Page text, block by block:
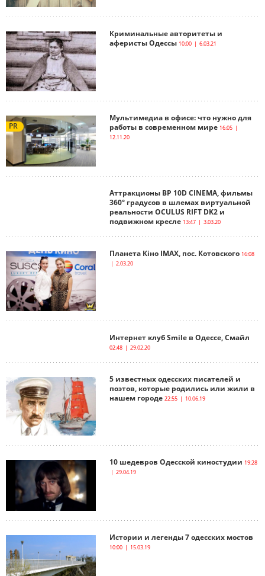
Криминальные авторитеты и
аферисты Одессы 10:00 | 6.03.21
PR
Мультимедиа в офисе: что нужно для
работы в современном мире 16:05 |
12.11.20
Аттракционы ВР 10D СINEMA, фильмы
360° градусов в шлемах виртуальной
реальности OCULUS RIFT DK2 и
подвижном кресле 13:47 | 3.03.20
Планета Кіно IMAX, пос. Котовского 16:08
| 2.03.20
Интернет клуб Smile в Одессе, Смайл
02:48 | 29.02.20
5 известных одесских писателей и
поэтов, которые родились или жили в
нашем городе 22:55 | 10.06.19
10 шедевров Одесской киностудии 19:28
| 29.04.19
Истории и легенды 7 одесских мостов
10:00 | 15.03.19